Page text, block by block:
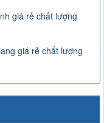
giá rẻ chất lượng
giá rẻ chất lượng